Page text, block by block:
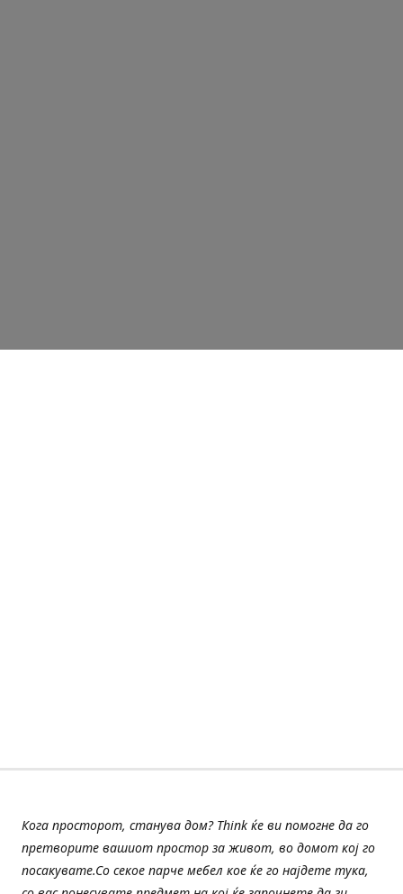
Кога просторот, станува дом? Think ќе ви помогне да го
претворите вашиот простор за живот, во домот кој го
посакувате.Со секое парче мебел кое ќе го најдете тука,